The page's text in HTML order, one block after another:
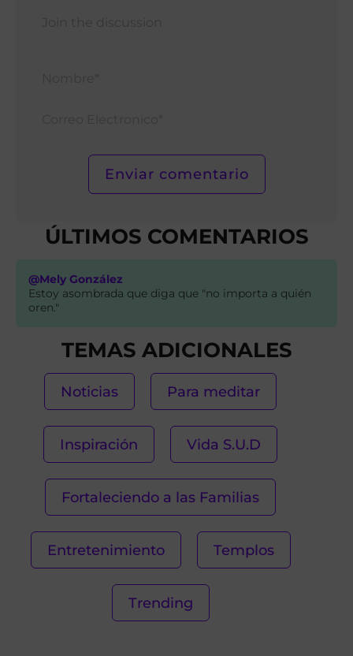
ÚLTIMOS COMENTARIOS
@Mely González
Estoy asombrada que diga que "no importa a quién
oren."
TEMAS ADICIONALES
Noticias Para meditar
Inspiración Vida S.U.D
Fortaleciendo a las Familias
Entretenimiento Templos
Trending